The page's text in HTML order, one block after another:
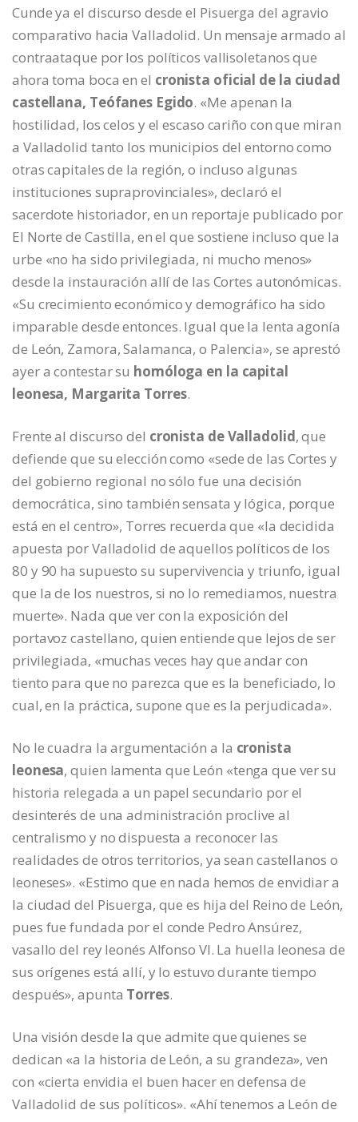
Cunde ya el discurso desde el Pisuerga del agravio
comparativo hacia Valladolid. Un mensaje armado al
contraataque por los políticos vallisoletanos que
ahora toma boca en el cronista oficial de la ciudad
castellana, Teófanes Egido. «Me apenan la
hostilidad, los celos y el escaso cariño con que miran
a Valladolid tanto los municipios del entorno como
otras capitales de la región, o incluso algunas
instituciones supraprovinciales», declaró el
sacerdote historiador, en un reportaje publicado por
El Norte de Castilla, en el que sostiene incluso que la
urbe «no ha sido privilegiada, ni mucho menos»
desde la instauración allí de las Cortes autonómicas.
«Su crecimiento económico y demográfico ha sido
imparable desde entonces. Igual que la lenta agonía
de León, Zamora, Salamanca, o Palencia», se aprestó
ayer a contestar su homóloga en la capital
leonesa, Margarita Torres.
Frente al discurso del cronista de Valladolid, que
defiende que su elección como «sede de las Cortes y
del gobierno regional no sólo fue una decisión
democrática, sino también sensata y lógica, porque
está en el centro», Torres recuerda que «la decidida
apuesta por Valladolid de aquellos políticos de los
80 y 90 ha supuesto su supervivencia y triunfo, igual
que la de los nuestros, si no lo remediamos, nuestra
muerte». Nada que ver con la exposición del
portavoz castellano, quien entiende que lejos de ser
privilegiada, «muchas veces hay que andar con
tiento para que no parezca que es la beneficiado, lo
cual, en la práctica, supone que es la perjudicada».
No le cuadra la argumentación a la cronista
leonesa, quien lamenta que León «tenga que ver su
historia relegada a un papel secundario por el
desinterés de una administración proclive al
centralismo y no dispuesta a reconocer las
realidades de otros territorios, ya sean castellanos o
leoneses». «Estimo que en nada hemos de envidiar a
la ciudad del Pisuerga, que es hija del Reino de León,
pues fue fundada por el conde Pedro Ansúrez,
vasallo del rey leonés Alfonso VI. La huella leonesa de
sus orígenes está allí, y lo estuvo durante tiempo
después», apunta Torres.
Una visión desde la que admite que quienes se
dedican «a la historia de León, a su grandeza», ven
con «cierta envidia el buen hacer en defensa de
Valladolid de sus políticos». «Ahí tenemos a León de